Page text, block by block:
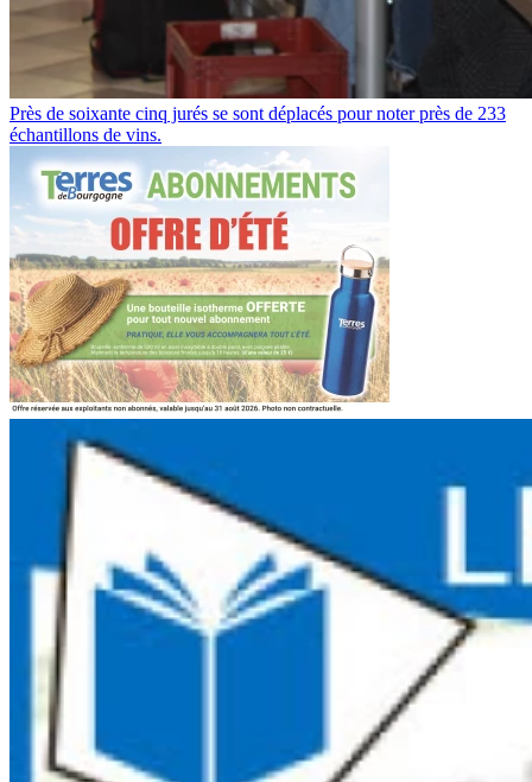
Près de soixante cinq jurés se sont déplacés pour noter près de 233
échantillons de vins.